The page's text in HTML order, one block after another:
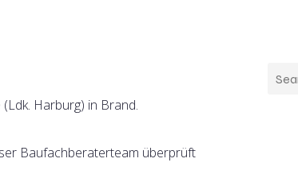
Harburg) in Brand.
Baufachberaterteam überprüft